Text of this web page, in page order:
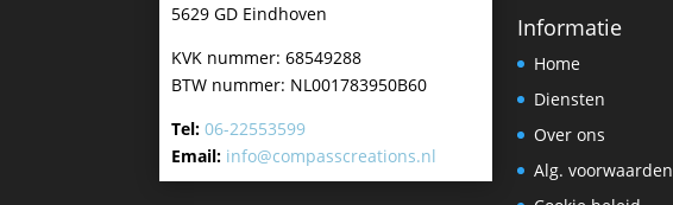
5629 GD Eindhoven
KVK nummer: 68549288
BTW nummer: NL001783950B60
Tel: 06-22553599
Email: info@compasscreations.nl
Informatie
Home
Diensten
Over ons
Alg. voorwaarden